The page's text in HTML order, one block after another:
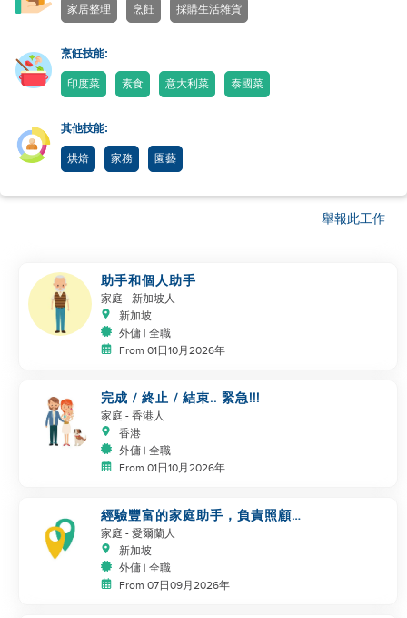
家居整理 烹飪 採購生活雜貨
烹飪技能:
印度菜 素食 意大利菜 泰國菜
其他技能:
烘焙 家務 園藝
舉報此工作
助手和個人助手
家庭 - 新加坡人
新加坡
外傭 | 全職
From 01日10月2026年
完成 / 終止 / 結束.. 緊急!!!
家庭 - 香港人
香港
外傭 | 全職
From 01日10月2026年
經驗豐富的家庭助手，負責照顧3
個小孩和一隻狗
家庭 - 愛爾蘭人
新加坡
外傭 | 全職
From 07日09月2026年